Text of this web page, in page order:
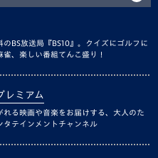
のBS放送局『BS10』。クイズにゴルフに
雀、楽しい番組てんこ盛り！
レミアム
れる映画や音楽をお届けする、大人のた
タテインメントチャンネル